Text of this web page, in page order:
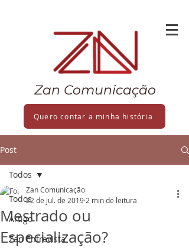
Zan Comunicação
Quero contar a minha história
Post
Todos
Artigo
Zan Entrevista
Todos
Mestrado ou
Especialização?
Zan Comunicação
22 de jul. de 2019 2 min de leitura